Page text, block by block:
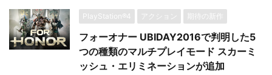
PlayStation®4 アクション 期待の新作
フォーオナー UBIDAY2016で判明した5
つの種類のマルチプレイモード スカーミ
ッシュ・エリミネーションが追加